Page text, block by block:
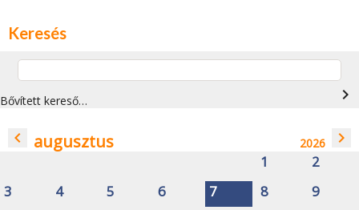
Keresés
Bővített kereső… navigate_next
navigate_before augusztus 2026 navigate_next
1
2
3
4 5 6 7 8
9